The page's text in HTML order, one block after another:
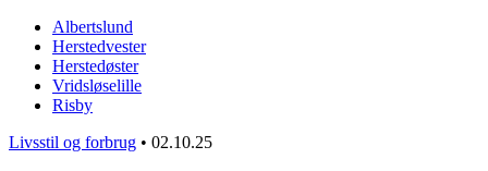
Albertslund
Herstedvester
Herstedøster
Vridsløselille
Risby
Livsstil og forbrug • 02.10.25